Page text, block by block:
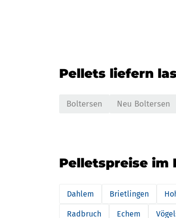
Pellets liefern
Boltersen Neu Boltersen
Pelletspreise im
Dahlem Brietlingen
Radbruch Echem